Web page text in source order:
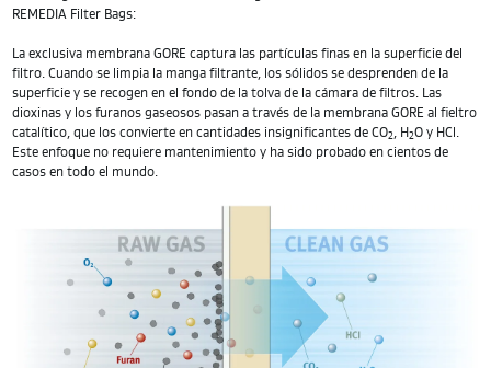
REMEDIA Filter Bags:
La exclusiva membrana GORE captura las partículas finas en la superficie del
filtro. Cuando se limpia la manga filtrante, los sólidos se desprenden de la
superficie y se recogen en el fondo de la tolva de la cámara de filtros. Las
dioxinas y los furanos gaseosos pasan a través de la membrana GORE al fieltro
catalítico, que los convierte en cantidades insignificantes de CO2 , H2O y HCl.
Este enfoque no requiere mantenimiento y ha sido probado en cientos de
casos en todo el mundo.